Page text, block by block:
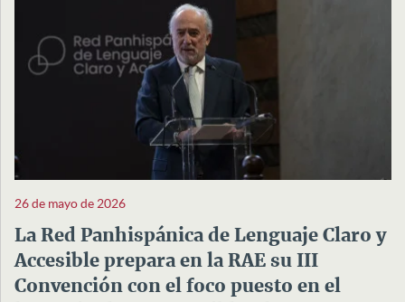
26 de mayo de 2026
La Red Panhispánica de Lenguaje Claro y
Accesible prepara en la RAE su III
Convención con el foco puesto en el